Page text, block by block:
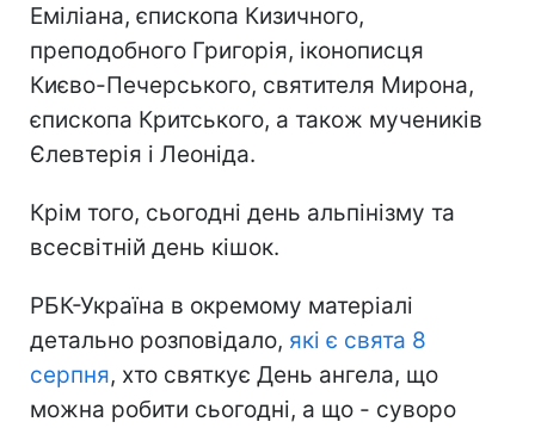
Еміліана, єпископа Кизичного,
преподобного Григорія, іконописця
Києво-Печерського, святителя Мирона,
єпископа Критського, а також мучеників
Єлевтерія і Леоніда.
Крім того, сьогодні день альпінізму та
всесвітній день кішок.
РБК-Україна в окремому матеріалі
детально розповідало, які є свята 8
серпня, хто святкує День ангела, що
можна робити сьогодні, а що - суворо